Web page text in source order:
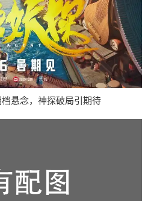
档悬念，神探破局引期待